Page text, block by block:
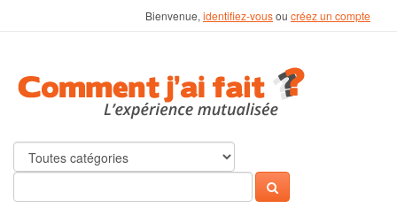
Bienvenue, identifiez-vousou créez un compte